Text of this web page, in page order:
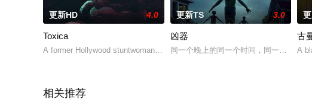
更新HD 4.0
Toxica
A former Hollywood stuntwoman who moonlights as a dirty PI finds
更新TS 3.0
凶器
同一个晚上的同一个时间，同一个班级
古
A
相关推荐